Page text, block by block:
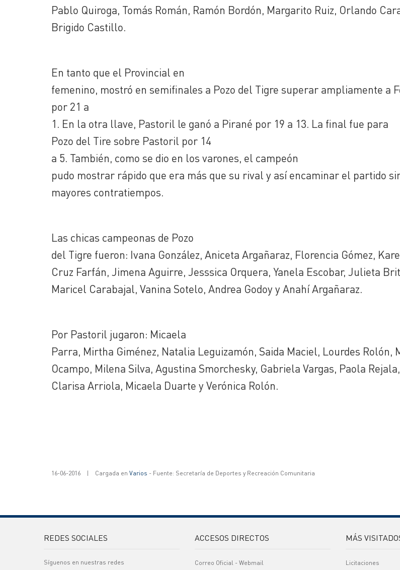
Pablo Quiroga, Tomás Román, Ramón Bordón, Margarito Ruiz, Orlando
Brigido Castillo.
En tanto que el Provincial en
femenino, mostró en semifinales a Pozo del Tigre superar ampliamente a
por 21 a
1. En la otra llave, Pastoril le ganó a Pirané por 19 a 13. La final fue para
Pozo del Tire sobre Pastoril por 14
a 5. También, como se dio en los varones, el campeón
pudo mostrar rápido que era más que su rival y así encaminar el partido
mayores contratiempos.
Las chicas campeonas de Pozo
del Tigre fueron: Ivana González, Aniceta Argañaraz, Florencia Gómez,
Cruz Farfán, Jimena Aguirre, Jesssica Orquera, Yanela Escobar, Julieta
Maricel Carabajal, Vanina Sotelo, Andrea Godoy y Anahí Argañaraz.
Por Pastoril jugaron: Micaela
Parra, Mirtha Giménez, Natalia Leguizamón, Saida Maciel, Lourdes Rolón,
Ocampo, Milena Silva, Agustina Smorchesky, Gabriela Vargas, Paola
Clarisa Arriola, Micaela Duarte y Verónica Rolón.
16-06-2016 | Cargada en Varios - Fuente: Secretaría de Deportes y Recreación Comunitaria
REDES SOCIALES
Síguenos en nuestras redes
ACCESOS DIRECTOS
Correo Oficial - Webmail
MÁS
Licitaciones